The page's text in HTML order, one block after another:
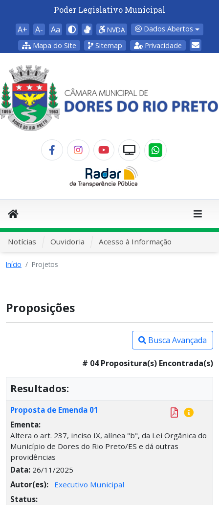
Poder Legislativo Municipal
A+ A- Aa NVDA
Dados Abertos
Mapa do Site
Sitemap Privacidade
Notícias Ouvidoria Acesso à Informação
Início Projetos
Proposições
Busca Avançada
# 04 Propositura(s) Encontrada(s)
Resultados:
Proposta de Emenda 01
Ementa:
Altera o art. 237, inciso IX, alínea "b", da Lei Orgânica do
Município de Dores do Rio Preto/ES e dá outras
providências
Data: 26/11/2025
Autor(es):
Executivo Municipal
Status: